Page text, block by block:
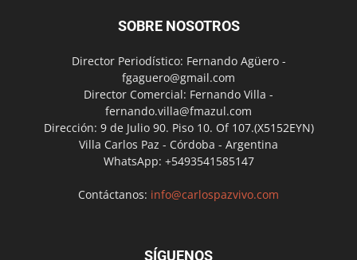
SOBRE NOSOTROS
Director Periodístico: Fernando Agüero -
fgaguero@gmail.com
Director Comercial: Fernando Villa -
fernando.villa@fmazul.com
Dirección: 9 de Julio 90. Piso 10. Of 107.(X5152EYN)
Villa Carlos Paz - Córdoba - Argentina
WhatsApp: +5493541585147
Contáctanos: info@carlospazvivo.com
SÍGUENOS